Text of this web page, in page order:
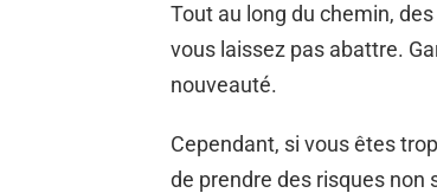
Tout au long du chemin,
vous laissez pas abattre.
nouveauté.
Cependant, si vous êtes
de prendre des risques